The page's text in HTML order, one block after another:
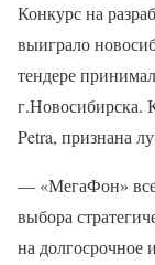
Конкурс на
выиграло
тендере
г.Новосибирска.
Petra, признана
— «МегаФон»
выбора
на долгосрочное